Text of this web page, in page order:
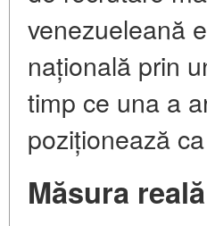
venezueleană
națională prin
timp ce una a
poziționează
Măsura